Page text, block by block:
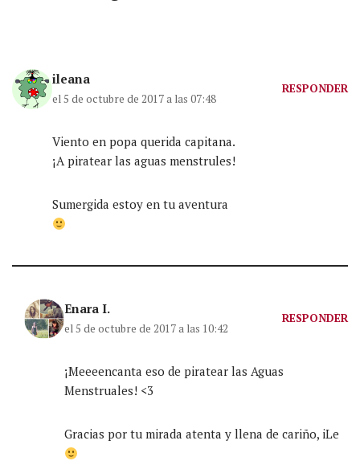
ileana
el 5 de octubre de 2017 a las 07:48
RESPONDER
Viento en popa querida capitana.
¡A piratear las aguas menstrules!
Sumergida estoy en tu aventura
Enara I.
el 5 de octubre de 2017 a las 10:42
RESPONDER
¡Meeeencanta eso de piratear las Aguas
Menstruales! <3
Gracias por tu mirada atenta y llena de cariño, iLe